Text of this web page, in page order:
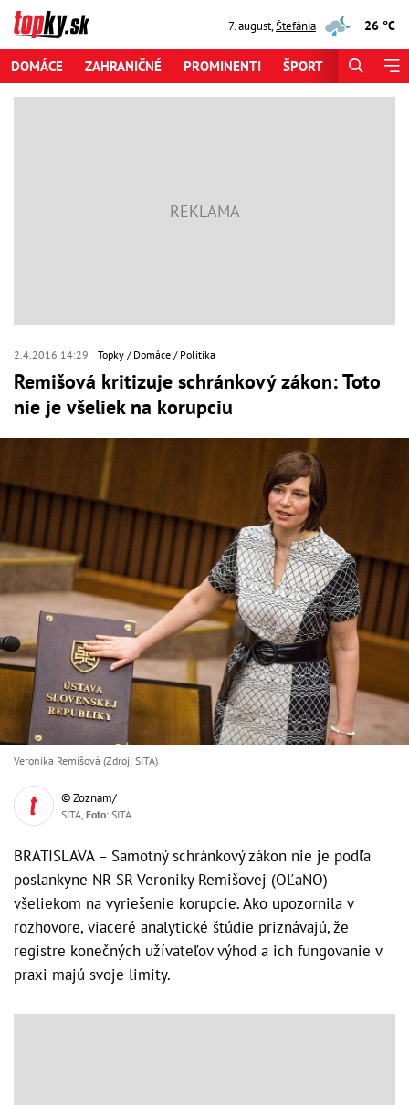
7. august,Štefánia 26 °C
DOMÁCE ZAHRANIČNÉ PROMINENTI ŠPORT
2.4.2016 14:29 Topky Domáce Politika
Remišová kritizuje schránkový zákon: Toto
nie je všeliek na korupciu
Veronika Remišová (Zdroj: SITA)
© Zoznam/
SITA, Foto: SITA
BRATISLAVA – Samotný schránkový zákon nie je podľa
poslankyne NR SR Veroniky Remišovej (OĽaNO)
všeliekom na vyriešenie korupcie. Ako upozornila v
rozhovore, viaceré analytické štúdie priznávajú, že
registre konečných užívateľov výhod a ich fungovanie v
praxi majú svoje limity.